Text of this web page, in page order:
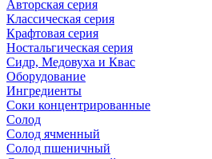
Авторская серия
Классическая серия
Крафтовая серия
Ностальгическая серия
Сидр, Медовуха и Квас
Оборудование
Ингредиенты
Соки концентрированные
Солод
Солод ячменный
Солод пшеничный